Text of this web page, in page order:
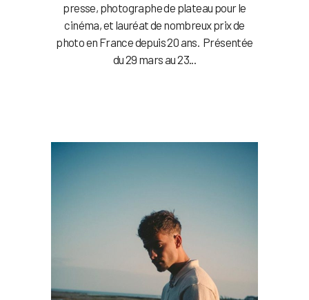
presse, photographe de plateau pour le
cinéma, et lauréat de nombreux prix de
photo en France depuis 20 ans. Présentée
du 29 mars au 23...